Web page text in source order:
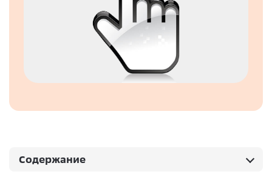
Содержание